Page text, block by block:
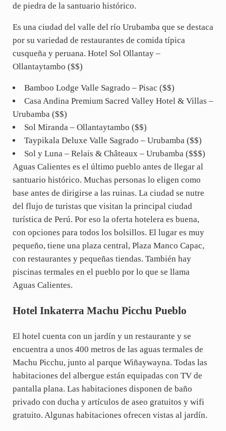
de piedra de la santuario histórico.
Es una ciudad del valle del río Urubamba que se destaca
por su variedad de restaurantes de comida típica
cusqueña y peruana. Hotel Sol Ollantay –
Ollantaytambo ($$)
Bamboo Lodge Valle Sagrado – Pisac ($$)
Casa Andina Premium Sacred Valley Hotel & Villas –
Urubamba ($$)
Sol Miranda – Ollantaytambo ($$)
Taypikala Deluxe Valle Sagrado – Urubamba ($$)
Sol y Luna – Relais & Châteaux – Urubamba ($$$)
Aguas Calientes es el último pueblo antes de llegar al
santuario histórico. Muchas personas lo eligen como
base antes de dirigirse a las ruinas. La ciudad se nutre
del flujo de turistas que visitan la principal ciudad
turística de Perú. Por eso la oferta hotelera es buena,
con opciones para todos los bolsillos. El lugar es muy
pequeño, tiene una plaza central, Plaza Manco Capac,
con restaurantes y pequeñas tiendas. También hay
piscinas termales en el pueblo por lo que se llama
Aguas Calientes.
Hotel Inkaterra Machu Picchu Pueblo
El hotel cuenta con un jardín y un restaurante y se
encuentra a unos 400 metros de las aguas termales de
Machu Picchu, junto al parque Wiñaywayna. Todas las
habitaciones del albergue están equipadas con TV de
pantalla plana. Las habitaciones disponen de baño
privado con ducha y artículos de aseo gratuitos y wifi
gratuito. Algunas habitaciones ofrecen vistas al jardín.